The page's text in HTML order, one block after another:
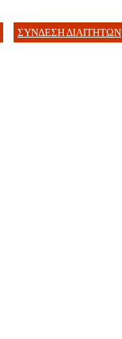
ΣΥΝΔΕΣΗ ΔΙΑΙΤΗΤΩΝ